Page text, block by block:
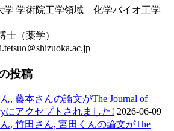
学 学術院工学領域 化学バイオ工学
士（薬学）
＠shizuoka.ac.jp
投稿
, 藤本さんの論文がThe Journal of
にアクセプトされました! 2026-06-09
ん, 竹田さん, 宮田くんの論文がThe